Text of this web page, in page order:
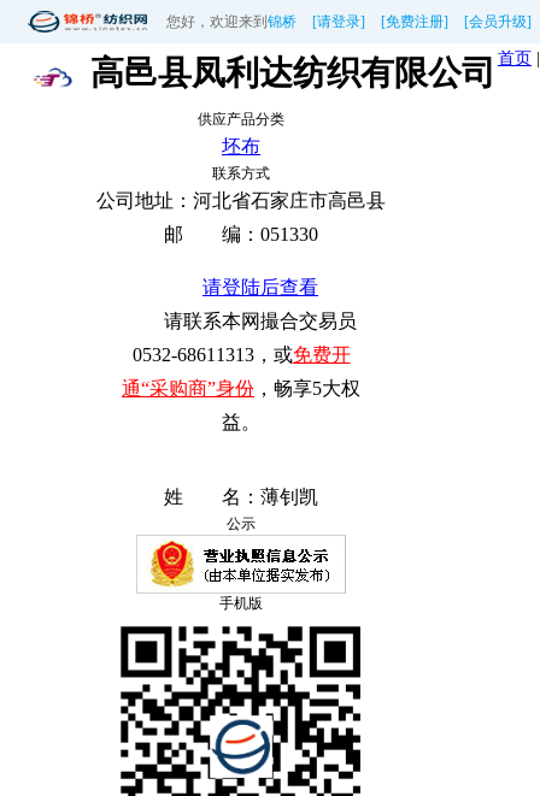
您好，欢迎来到 锦桥 [请登录] [免费注册] [会员升级]
高邑县凤利达纺织有限公司 首页
供应产品分类
坯布
联系方式
公司地址： 河北省石家庄市高邑县
邮 编： 051330
请登陆后查看
请联系本网撮合交易员
0532-68611313，或免费开
通“采购商”身份 ，畅享5大权
益。
姓 名： 薄钊凯
公示
手机版